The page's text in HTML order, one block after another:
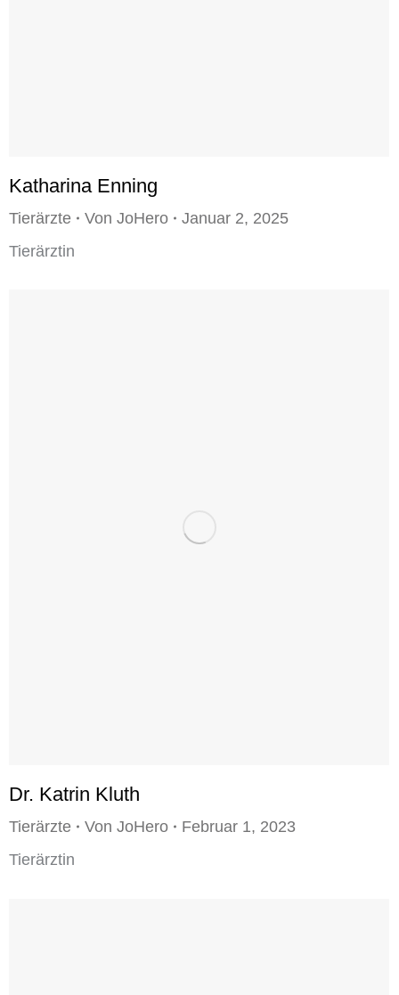
Katharina Enning
Tierärzte Von JoHero
Januar 2, 2025
Tierärztin
Dr. Katrin Kluth
Tierärzte Von JoHero
Februar 1, 2023
Tierärztin